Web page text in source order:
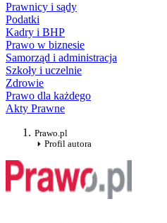
Prawnicy i sądy
Podatki
Kadry i BHP
Prawo w biznesie
Samorząd i administracja
Szkoły i uczelnie
Zdrowie
Prawo dla każdego
Akty Prawne
Prawo.pl
Profil autora